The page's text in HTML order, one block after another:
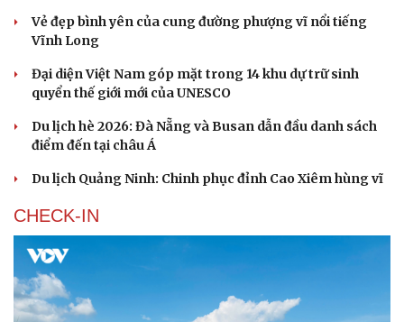
Cải chính
Phụ nữ nên quan tâm đến sức khỏe tình dục tuổi
mãn kinh như thế nào?
6 loại thực phẩm chức năng không nên uống cùng cà
phê buổi sáng
Đừng tưởng lập thu là hết nóng, phải đến tiết Xử thử mới
thật sự mát mẻ
Mèo sống thọ tới 31 tuổi, chủ nhân tiết lộ thói quen ít ai
Ngại khám bệnh, nhiều người tự chữa bệnh xã hội rồi
ẢNH CỦA BẠN